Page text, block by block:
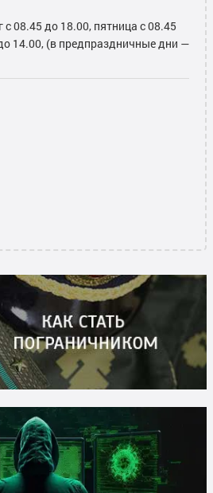
с 08.45 до 18.00, пятница с 08.45
14.00, (в предпраздничные дни —